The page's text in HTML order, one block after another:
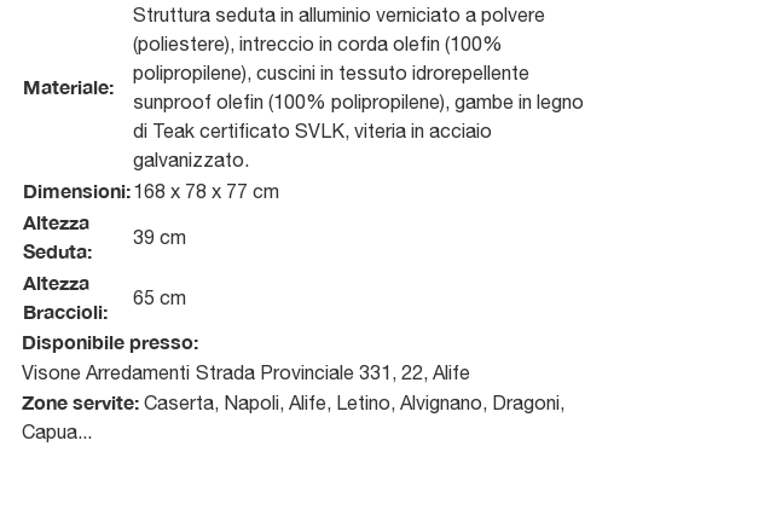
Materiale:
Struttura seduta in alluminio verniciato a polvere
(poliestere), intreccio in corda olefin (100%
polipropilene), cuscini in tessuto idrorepellente
sunproof olefin (100% polipropilene), gambe in legno
di Teak certificato SVLK, viteria in acciaio
galvanizzato.
Dimensioni:168 x 78 x 77 cm
Altezza
Seduta:
39 cm
Altezza
Braccioli:
65 cm
Disponibile presso:
Visone Arredamenti Strada Provinciale 331, 22, Alife
Zone servite: Caserta, Napoli, Alife, Letino, Alvignano, Dragoni,
Capua...